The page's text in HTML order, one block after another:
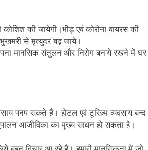
की जायेगी।भीड़ एवं कोरोना वायरस की
भुखमरी से मृत्युदर बढ़ जाये।
मानसिक संतुलन और निरोग बनाये रखने में घर
पनप सकते हैं। होटल एवं टूरिज़्म व्यवसाय बन्द
आजीविका का मुख्य साधन हो सकता है।